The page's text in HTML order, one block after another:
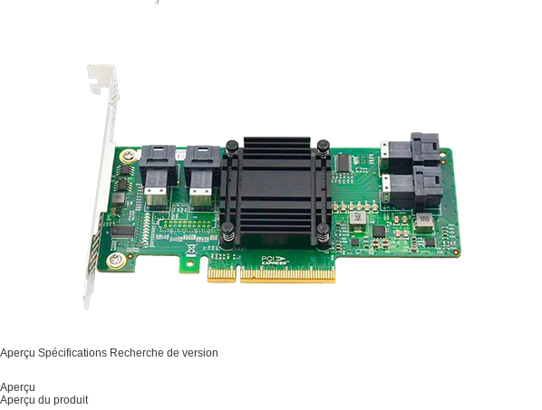
Aperçu Spécifications Recherche de version
Aperçu
Aperçu du produit